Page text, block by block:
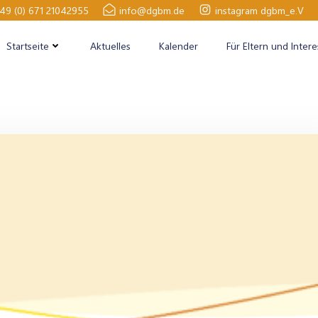
(0) 671 21042955 info@dgbm.de instagram dgbm_e.V
Startseite Aktuelles Kalender Für Eltern und